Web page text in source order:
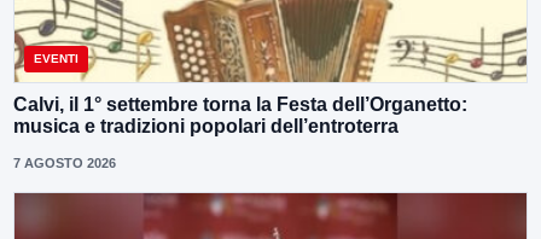
EVENTI
Calvi, il 1° settembre torna la Festa dell’Organetto:
musica e tradizioni popolari dell’entroterra
7 AGOSTO 2026